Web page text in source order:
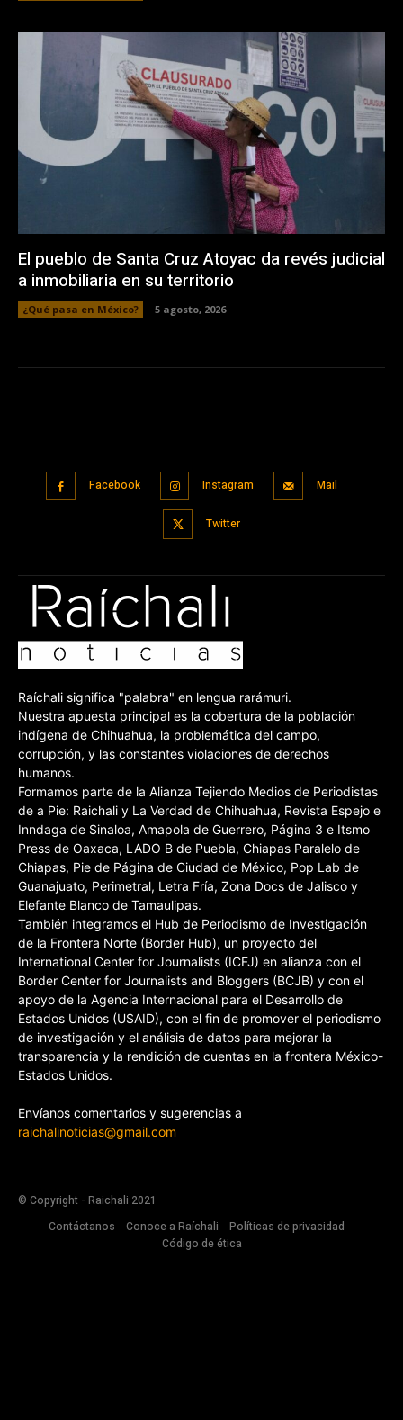
El pueblo de Santa Cruz Atoyac da revés judicial
a inmobiliaria en su territorio
¿Qué pasa en México? 5 agosto, 2026
Facebook Instagram Mail
Twitter
Raíchali significa "palabra" en lengua rarámuri.
Nuestra apuesta principal es la cobertura de la población
indígena de Chihuahua, la problemática del campo,
corrupción, y las constantes violaciones de derechos
humanos.
Formamos parte de la Alianza Tejiendo Medios de Periodistas
de a Pie: Raichali y La Verdad de Chihuahua, Revista Espejo e
Inndaga de Sinaloa, Amapola de Guerrero, Página 3 e Itsmo
Press de Oaxaca, LADO B de Puebla, Chiapas Paralelo de
Chiapas, Pie de Página de Ciudad de México, Pop Lab de
Guanajuato, Perimetral, Letra Fría, Zona Docs de Jalisco y
Elefante Blanco de Tamaulipas.
También integramos el Hub de Periodismo de Investigación
de la Frontera Norte (Border Hub), un proyecto del
International Center for Journalists (ICFJ) en alianza con el
Border Center for Journalists and Bloggers (BCJB) y con el
apoyo de la Agencia Internacional para el Desarrollo de
Estados Unidos (USAID), con el fin de promover el periodismo
de investigación y el análisis de datos para mejorar la
transparencia y la rendición de cuentas en la frontera México-
Estados Unidos.
Envíanos comentarios y sugerencias a
raichalinoticias@gmail.com
© Copyright - Raichali 2021
Contáctanos
Conoce a Raíchali
Políticas de privacidad
Código de ética